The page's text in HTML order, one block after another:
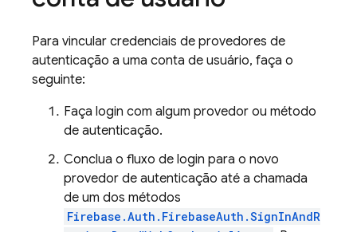
Para vincular credenciais de provedores de
autenticação a uma conta de usuário, faça o
seguinte:
Faça login com algum provedor ou método
de autenticação.
Conclua o fluxo de login para o novo
provedor de autenticação até a chamada
de um dos métodos
Firebase.Auth.FirebaseAuth.SignInAndR